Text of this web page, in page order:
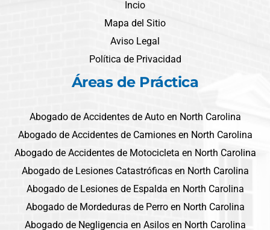
Incio
Mapa del Sitio
Aviso Legal
Política de Privacidad
Áreas de Práctica
Abogado de Accidentes de Auto en North Carolina
Abogado de Accidentes de Camiones en North Carolina
Abogado de Accidentes de Motocicleta en North Carolina
Abogado de Lesiones Catastróficas en North Carolina
Abogado de Lesiones de Espalda en North Carolina
Abogado de Mordeduras de Perro en North Carolina
Abogado de Negligencia en Asilos en North Carolina